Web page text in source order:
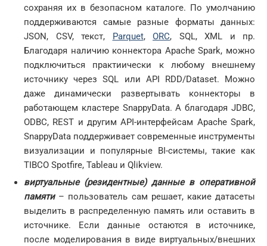
сохраняя их в безопасном каталоге. По умолчанию
поддерживаются самые разные форматы данных:
JSON, CSV, текст,
Parquet, ORC, SQL, XML и пр.
Благодаря наличию коннектора Apache Spark, можно
подключиться практиически к любому внешнему
источнику через SQL или API RDD/Dataset. Можно
даже динамически развертывать коннекторы в
работающем кластере SnappyData. А благодаря JDBC,
ODBC, REST и другим API-интерфейсам Apache Spark,
SnappyData поддерживает современные инструменты
визуализации и популярные BI-системы, такие как
TIBCO Spotfire, Tableau и Qlikview.
виртуальные (резидентные) данные в оперативной
памяти– пользователь сам решает, какие датасеты
выделить в распределенную память или оставить в
источнике. Если данные остаются в источнике,
после моделирования в виде виртуальных/внешних